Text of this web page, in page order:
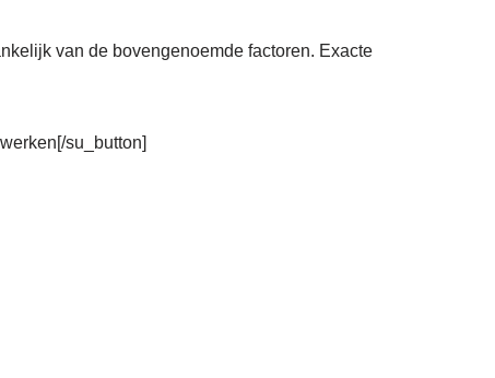
van de bovengenoemde factoren. Exacte
su_button]